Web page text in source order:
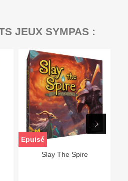
JEUX SYMPAS :
Slay The Spire
Epuisé